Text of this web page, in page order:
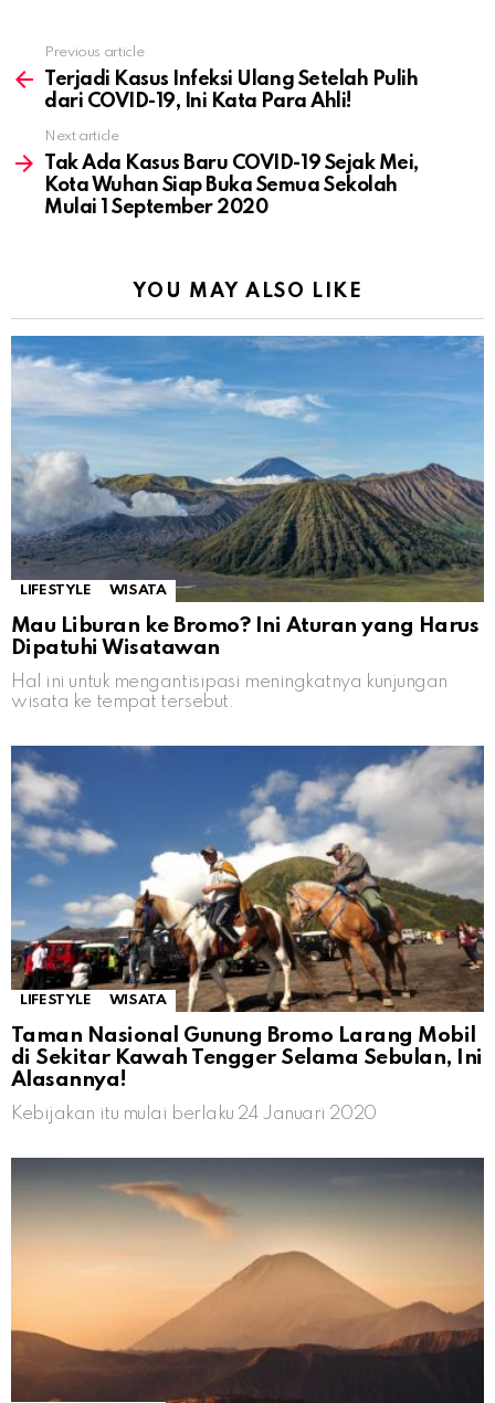
more
Previous article
Terjadi Kasus Infeksi Ulang Setelah Pulih
dari COVID-19, Ini Kata Para Ahli!
Next article
Tak Ada Kasus Baru COVID-19 Sejak Mei,
Kota Wuhan Siap Buka Semua Sekolah
Mulai 1 September 2020
YOU MAY ALSO LIKE
LIFESTYLE WISATA
Mau Liburan ke Bromo? Ini Aturan yang Harus
Dipatuhi Wisatawan
Hal ini untuk mengantisipasi meningkatnya kunjungan
wisata ke tempat tersebut.
LIFESTYLE WISATA
Taman Nasional Gunung Bromo Larang Mobil
di Sekitar Kawah Tengger Selama Sebulan, Ini
Alasannya!
Kebijakan itu mulai berlaku 24 Januari 2020